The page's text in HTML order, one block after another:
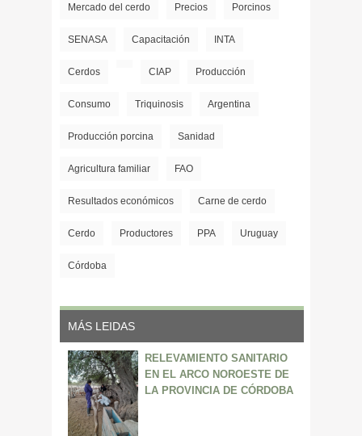
Mercado del cerdo Precios Porcinos
SENASA Capacitación INTA
Cerdos CIAP Producción
Consumo Triquinosis Argentina
Producción porcina Sanidad
Agricultura familiar FAO
Resultados económicos Carne de cerdo
Cerdo Productores PPA Uruguay
Córdoba
MÁS LEIDAS
RELEVAMIENTO SANITARIO
EN EL ARCO NOROESTE DE
LA PROVINCIA DE CÓRDOBA